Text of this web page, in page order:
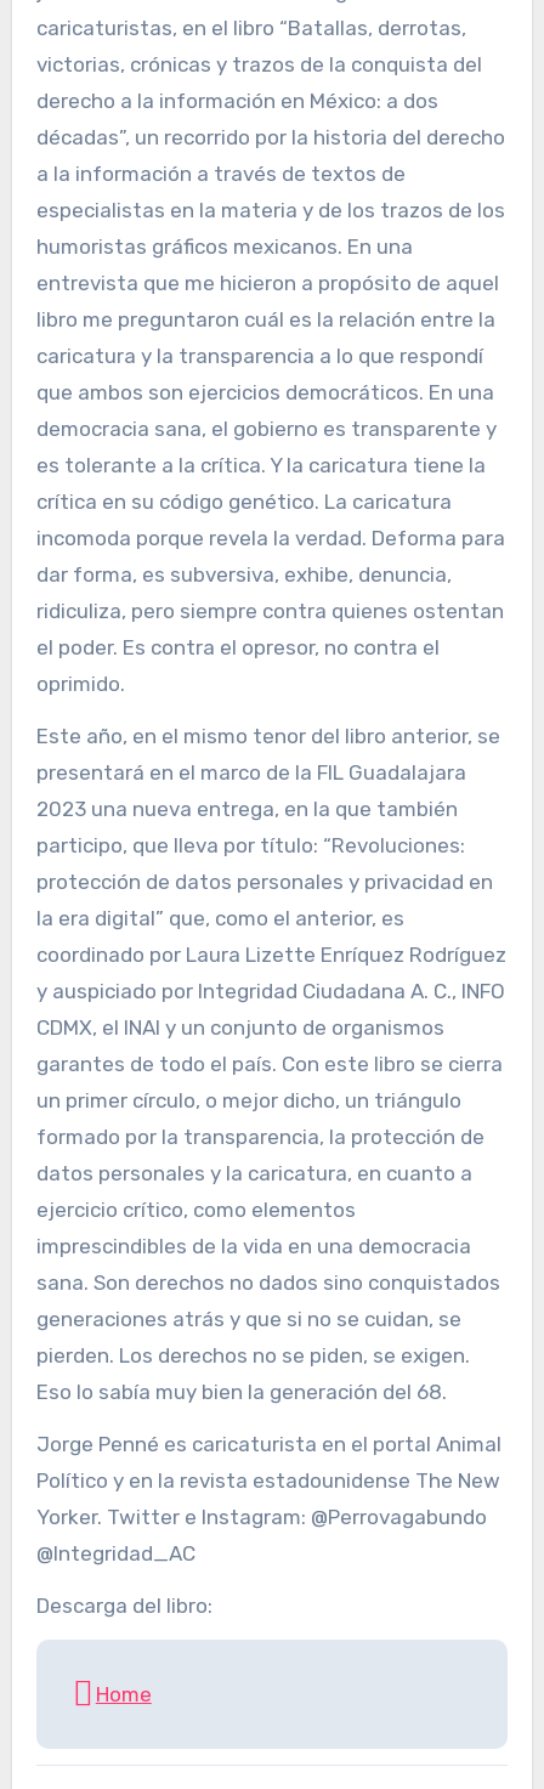
caricaturistas, en el libro “Batallas, derrotas,
victorias, crónicas y trazos de la conquista del
derecho a la información en México: a dos
décadas”, un recorrido por la historia del derecho
a la información a través de textos de
especialistas en la materia y de los trazos de los
humoristas gráficos mexicanos. En una
entrevista que me hicieron a propósito de aquel
libro me preguntaron cuál es la relación entre la
caricatura y la transparencia a lo que respondí
que ambos son ejercicios democráticos. En una
democracia sana, el gobierno es transparente y
es tolerante a la crítica. Y la caricatura tiene la
crítica en su código genético. La caricatura
incomoda porque revela la verdad. Deforma para
dar forma, es subversiva, exhibe, denuncia,
ridiculiza, pero siempre contra quienes ostentan
el poder. Es contra el opresor, no contra el
oprimido.
Este año, en el mismo tenor del libro anterior, se
presentará en el marco de la FIL Guadalajara
2023 una nueva entrega, en la que también
participo, que lleva por título: “Revoluciones:
protección de datos personales y privacidad en
la era digital” que, como el anterior, es
coordinado por Laura Lizette Enríquez Rodríguez
y auspiciado por Integridad Ciudadana A. C., INFO
CDMX, el INAI y un conjunto de organismos
garantes de todo el país. Con este libro se cierra
un primer círculo, o mejor dicho, un triángulo
formado por la transparencia, la protección de
datos personales y la caricatura, en cuanto a
ejercicio crítico, como elementos
imprescindibles de la vida en una democracia
sana. Son derechos no dados sino conquistados
generaciones atrás y que si no se cuidan, se
pierden. Los derechos no se piden, se exigen.
Eso lo sabía muy bien la generación del 68.
Jorge Penné es caricaturista en el portal Animal
Político y en la revista estadounidense The New
Yorker. Twitter e Instagram: @Perrovagabundo
@Integridad_AC
Descarga del libro:
Home